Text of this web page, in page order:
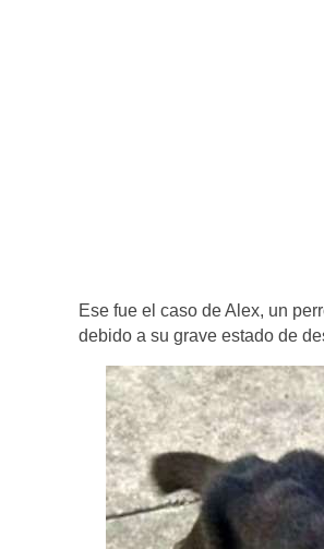
Ese fue el caso de Alex, un
debido a su grave estado de